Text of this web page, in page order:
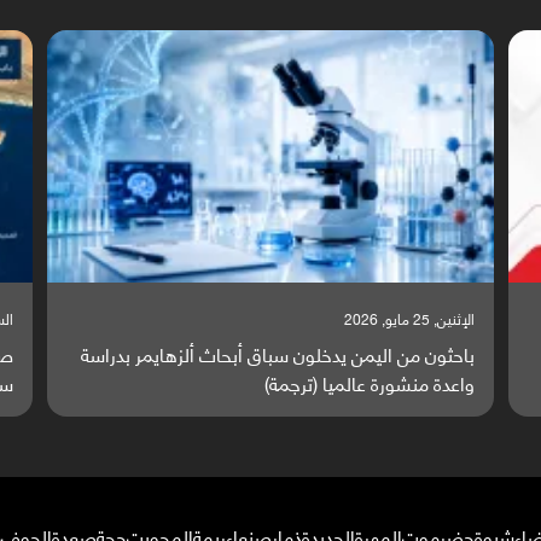
السبت, 23 مايو, 2026
صراع دولي يتصاعد قرب اليمن والبحر الأحمر يتحول إلى
ساحة مواجهة عالمية (ترجمة)